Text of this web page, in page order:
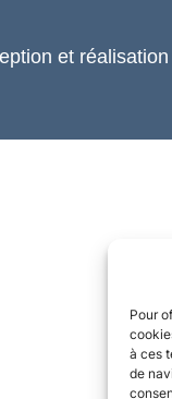
Pour
à ces
de
et réalisation